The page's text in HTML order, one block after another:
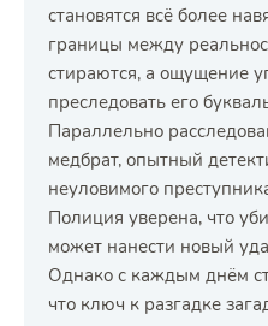
становятся всё более
границы между
стираются, а ощущение
преследовать его
Параллельно
медбрат, опытный
неуловимого
Полиция уверена, что
может нанести новый
Однако с каждым днём
что ключ к разгадке